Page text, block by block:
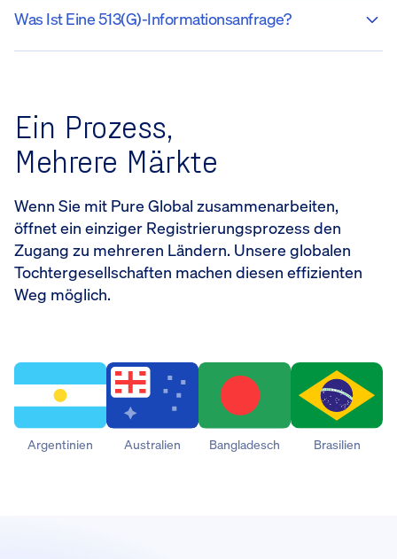
Was Ist Eine 513(g)-Informationsanfrage?
Ein Prozess,
Mehrere Märkte
Wenn Sie mit Pure Global zusammenarbeiten,
öffnet ein einziger Registrierungsprozess den
Zugang zu mehreren Ländern. Unsere globalen
Tochtergesellschaften machen diesen effizienten
Weg möglich.
Argentinien Australien Bangladesch Brasilien